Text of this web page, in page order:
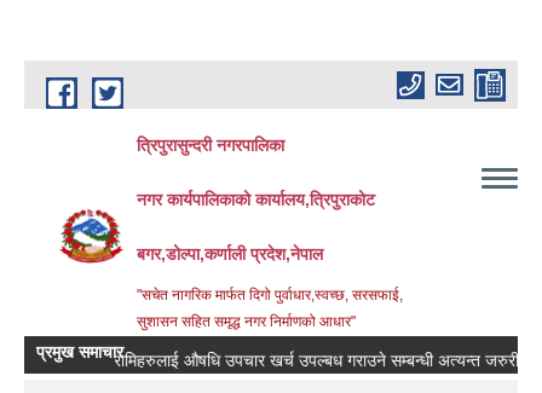
Skip to main content
त्रिपुरासुन्दरी नगरपालिका
नगर कार्यपालिकाको कार्यालय,त्रिपुराकोट
बगर,डोल्पा,कर्णाली प्रदेश,नेपाल
"सचेत नागरिक मार्फत दिगो पुर्वाधार,स्वच्छ, सरसफाई,
सुशासन सहित समृद्ध नगर निर्माणको आधार"
प्रमुख समाचार
बिरामिहरुलाई ‍‌औषधि उपचार खर्च उपल्बध गराउने सम्बन्धी अत्यन्त जरुरी सुचना ।